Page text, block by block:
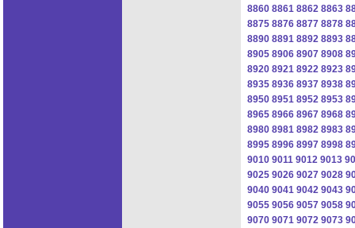
8860 8861 8862 8863
8875 8876 8877 8878
8890 8891 8892 8893
8905 8906 8907 8908
8920 8921 8922 8923
8935 8936 8937 8938
8950 8951 8952 8953
8965 8966 8967 8968
8980 8981 8982 8983
8995 8996 8997 8998
9010 9011 9012 9013
9025 9026 9027 9028
9040 9041 9042 9043
9055 9056 9057 9058
9070 9071 9072 9073